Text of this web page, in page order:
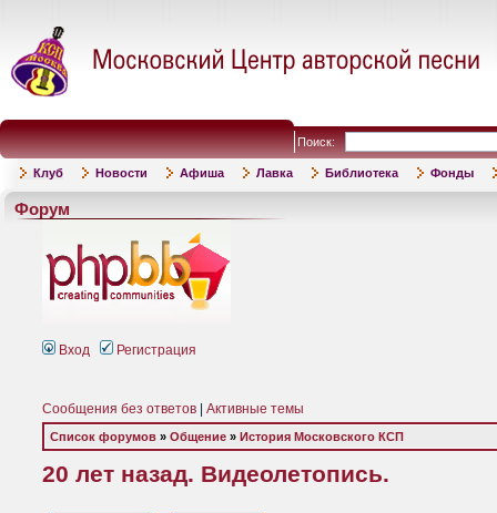
Поиск:
Клуб Новости Афиша Лавка Библиотека Фонды
Форум
Вход Регистрация
Сообщения без ответов Активные темы
Список форумов » Общение » История Московского КСП
20 лет назад. Видеолетопись.